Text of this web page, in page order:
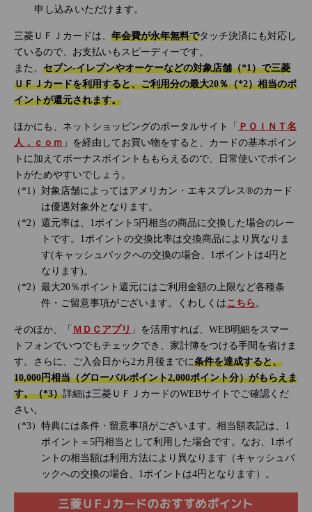
申し込みいただけます。
三菱ＵＦＪカードは、 年会費が永年無料でタッチ決済にも対応し
ているので、お支払いもスピーディーです。
また、 セブン‐イレブンやオーケーなどの対象店舗（*1）で三菱
ＵＦＪカードを利用すると、ご利用分の最大20％（*2）相当のポ
イントが還元されます。
ほかにも、ネットショッピングのポータルサイト「
ＰＯＩＮＴ名
人．ｃｏｍ 」を経由してお買い物をすると、カードの基本ポイン
トに加えてボーナスポイントももらえるので、日常使いでポイン
トがためやすいでしょう。
対象店舗によってはアメリカン・エキスプレス®のカード
は優遇対象外となります。
還元率は、1ポイント5円相当の商品に交換した場合のレー
トです。1ポイントの交換比率は交換商品により異なりま
す(キャッシュバックへの交換の場合、1ポイントは4円と
なります)。
最大20％ポイント還元にはご利用金額の上限など各種条
件・ご留意事項がございます。くわしくはこちら。
そのほか、「 ＭＤＣアプリ 」を活用すれば、WEB明細をスマー
トフォンでいつでもチェックでき、家計簿をつける手間を省けま
す。さらに、ご入会日から2カ月後までに条件を達成すると、
10,000円相当（グローバルポイント2,000ポイント分）がもらえま
す。（*3）詳細は三菱ＵＦＪカードのWEBサイトでご確認くだ
さい。
特典には条件・留意事項がございます。相当額表記は、1
ポイント＝5円相当として利用した場合です。なお、1ポイ
ントの相当額は利用方法により異なります（キャッシュバ
ックへの交換の場合、1ポイントは4円となります）。